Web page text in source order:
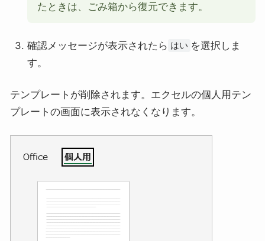
たときは、ごみ箱から復元できます。
確認メッセージが表示されたら はい を選択しま
す。
テンプレートが削除されます。エクセルの個人用テン
プレートの画面に表示されなくなります。